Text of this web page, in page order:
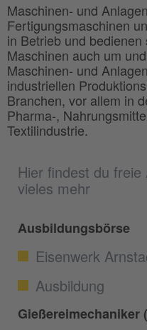
Hier findest du
vieles mehr
Ausbildungsbörse
Eisenwerk
Ausbildung
Gießereimechaniker
Maschinen- und
Fertigungsmaschinen
in Betrieb und
Maschinen auch um
Maschinen- und
industriellen
Branchen, vor allem in
Pharma-,
Textilindustrie.